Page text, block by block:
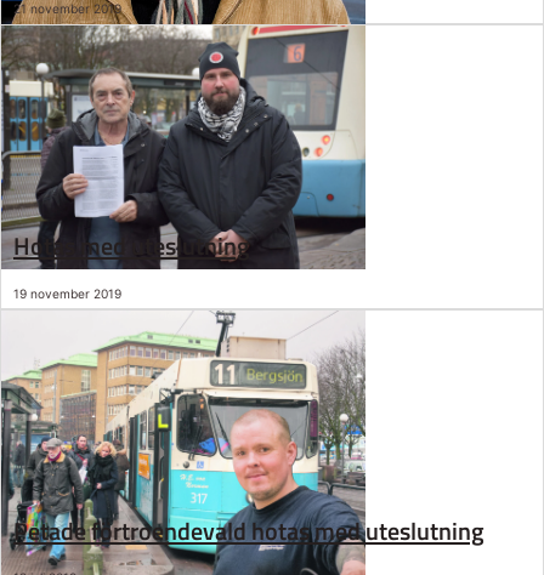
21 november 2019
Hotas med uteslutning
19 november 2019
Petade förtroendevald hotas med uteslutning